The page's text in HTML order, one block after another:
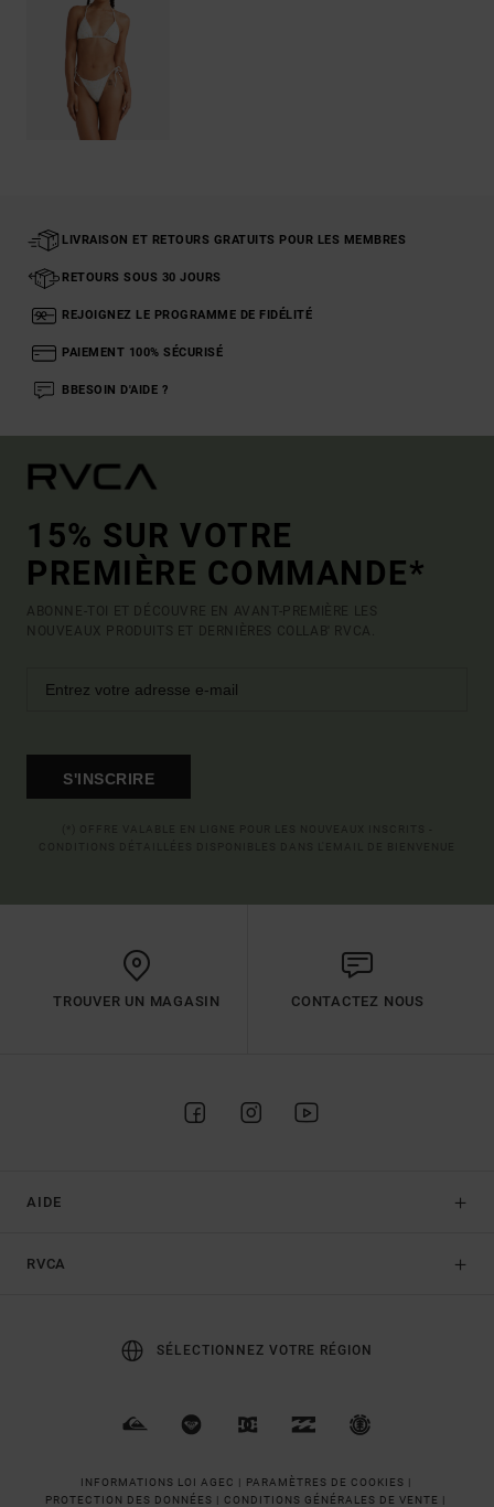
LIVRAISON ET RETOURS GRATUITS POUR LES MEMBRES
RETOURS SOUS 30 JOURS
REJOIGNEZ LE PROGRAMME DE FIDÉLITÉ
PAIEMENT 100% SÉCURISÉ
BBESOIN D'AIDE ?
15% SUR VOTRE
PREMIÈRE COMMANDE*
ABONNE-TOI ET DÉCOUVRE EN AVANT-PREMIÈRE LES
NOUVEAUX PRODUITS ET DERNIÈRES COLLAB' RVCA.
S'INSCRIRE
TROUVER UN MAGASIN CONTACTEZ NOUS
AIDE
RVCA
SÉLECTIONNEZ VOTRE RÉGION
INFORMATIONS LOI AGEC | PARAMÈTRES DE COOKIES |
PROTECTION DES DONNÉES | CONDITIONS GÉNÉRALES DE VENTE |